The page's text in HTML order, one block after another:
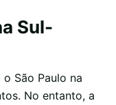
Sul-
São Paulo na
No entanto, a